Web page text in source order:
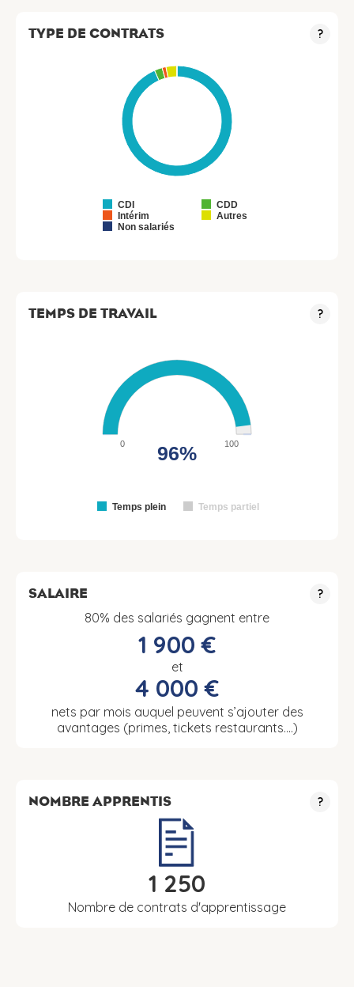
TYPE DE CONTRATS ?
CDI
CDD
Intérim
Autres
Non salariés
TEMPS DE TRAVAIL ?
Temps plein Temps partiel
0 100
96%
SALAIRE ?
80% des salariés gagnent entre
1 900 €
et
4 000 €
nets par mois auquel peuvent s’ajouter des
avantages (primes, tickets restaurants….)
NOMBRE APPRENTIS ?
1 250
Nombre de contrats d'apprentissage